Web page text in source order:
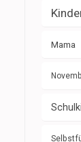
Mama